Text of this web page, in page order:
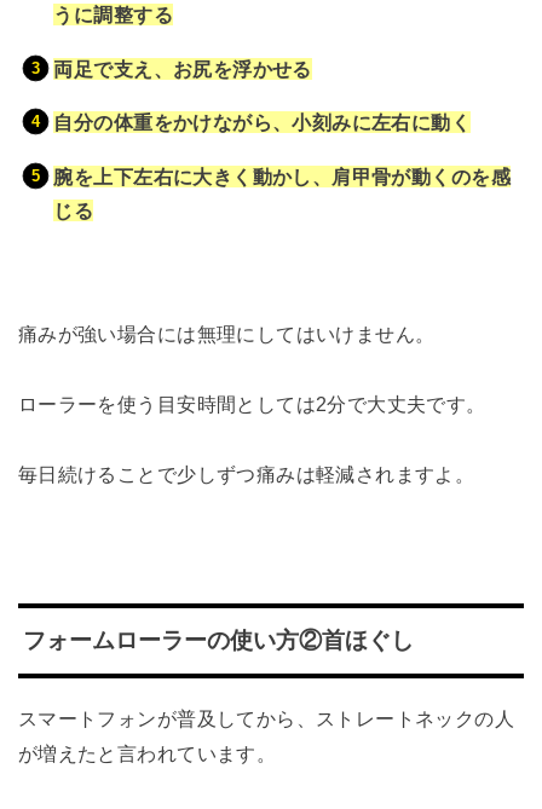
うに調整する
両足で支え、お尻を浮かせる
自分の体重をかけながら、小刻みに左右に動く
腕を上下左右に大きく動かし、肩甲骨が動くのを感
じる
痛みが強い場合には無理にしてはいけません。
ローラーを使う目安時間としては2分で大丈夫です。
毎日続けることで少しずつ痛みは軽減されますよ。
フォームローラーの使い方②首ほぐし
スマートフォンが普及してから、ストレートネックの人
が増えたと言われています。